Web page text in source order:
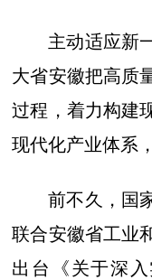
主动适应新
大省安徽把高质
过程，着力构建
现代化产业体系
前不久，国
联合安徽省工业
出台《关于深